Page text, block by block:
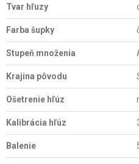
Tvar hľuzy
Farba šupky
Stupeň množenia
Krajina pôvodu
Ošetrenie hľúz
Kalibrácia hľúz
Balenie